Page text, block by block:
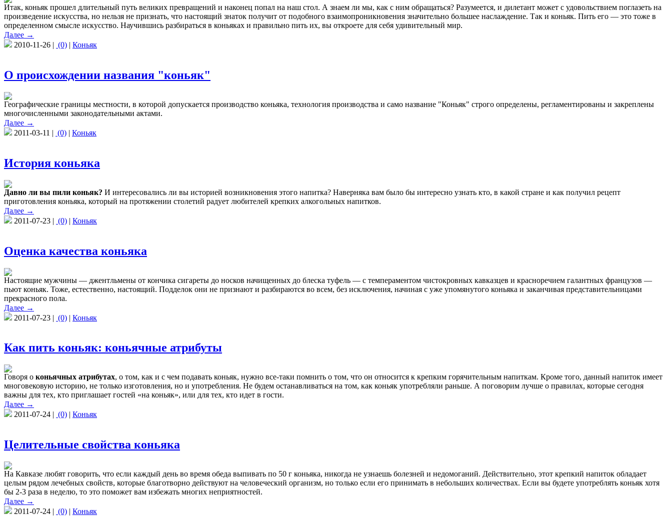
Итак, коньяк прошел длительный путь великих превращений и наконец попал на наш стол. А знаем ли мы, как с ним обращаться? Разумеется, и дилетант может с удовольствием поглазеть на
произведение искусства, но нельзя не признать, что настоящий знаток получит от подобного взаимопроникновения значительно большее наслаждение. Так и коньяк. Пить его — это тоже в
определенном смысле искусство. Научившись разбираться в коньяках и правильно пить их, вы откроете для себя удивительный мир.
Далее →
2010-11-26 | (0) | Коньяк
О происхождении названия "коньяк"
Географические границы местности, в которой допускается производство коньяка, технология производства и само название "Коньяк" строго определены, регламентированы и закреплены
многочисленными законодательными актами.
Далее →
2011-03-11 | (0) | Коньяк
История коньяка
Давно ли вы пили коньяк? И интересовались ли вы историей возникновения этого напитка? Наверняка вам было бы интересно узнать кто, в какой стране и как получил рецепт
приготовления коньяка, который на протяжении столетий радует любителей крепких алкогольных напитков.
Далее →
2011-07-23 | (0) | Коньяк
Оценка качества коньяка
Настоящие мужчины — джентльмены от кончика сигареты до носков начищенных до блеска туфель — с темпераментом чистокровных кавказцев и красноречием галантных французов —
пьют коньяк. Тоже, естественно, настоящий. Подделок они не признают и разбираются во всем, без исключения, начиная с уже упомянутого коньяка и заканчивая представительницами
прекрасного пола.
Далее →
2011-07-23 | (0) | Коньяк
Как пить коньяк: коньячные атрибуты
Говоря о коньячных атрибутах, о том, как и с чем подавать коньяк, нужно все-таки помнить о том, что он относится к крепким горячительным напиткам. Кроме того, данный напиток имеет
многовековую историю, не только изготовления, но и употребления. Не будем останавливаться на том, как коньяк употребляли раньше. А поговорим лучше о правилах, которые сегодня
важны для тех, кто приглашает гостей «на коньяк», или для тех, кто идет в гости.
Далее →
2011-07-24 | (0) | Коньяк
Целительные свойства коньяка
На Кавказе любят говорить, что если каждый день во время обеда выпивать по 50 г коньяка, никогда не узнаешь болезней и недомоганий. Действительно, этот крепкий напиток обладает
целым рядом лечебных свойств, которые благотворно действуют на человеческий организм, но только если его принимать в небольших количествах. Если вы будете употреблять коньяк хотя
бы 2-3 раза в неделю, то это поможет вам избежать многих неприятностей.
Далее →
2011-07-24 | (0) | Коньяк